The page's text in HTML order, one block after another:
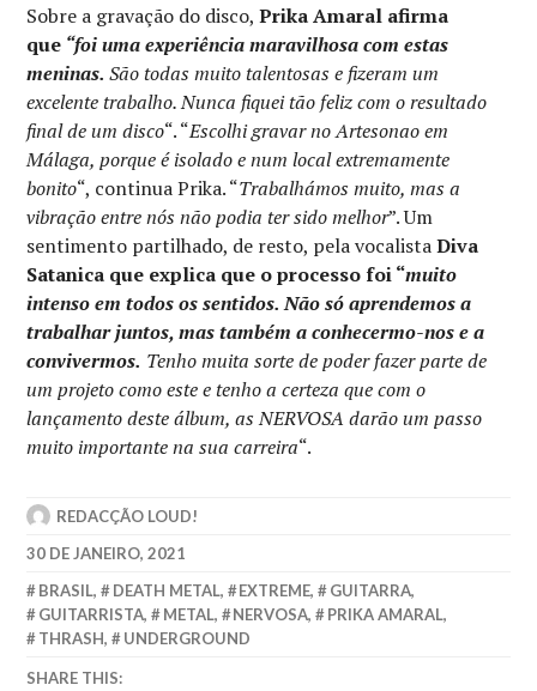
Sobre a gravação do disco,Prika Amaral afirma
que “foi uma experiência maravilhosa com estas
meninas.São todas muito talentosas e fizeram um
excelente trabalho. Nunca fiquei tão feliz com o resultado
final de um disco“. “Escolhi gravar no Artesonao em
Málaga, porque é isolado e num local extremamente
bonito“, continua Prika. “Trabalhámos muito, mas a
vibração entre nós não podia ter sido melhor”. Um
sentimento partilhado, de resto, pela vocalistaDiva
Satanica que explica que o processo foi “muito
intenso em todos os sentidos. Não só aprendemos a
trabalhar juntos, mas também a conhecermo-nos e a
convivermos. Tenho muita sorte de poder fazer parte de
um projeto como este e tenho a certeza que com o
lançamento deste álbum, as NERVOSA darão um passo
muito importante na sua carreira“.
REDACÇÃO LOUD!
30 DE JANEIRO, 2021
BRASIL, DEATH METAL, EXTREME, GUITARRA,
GUITARRISTA, METAL, NERVOSA, PRIKA AMARAL,
THRASH, UNDERGROUND
SHARE THIS: